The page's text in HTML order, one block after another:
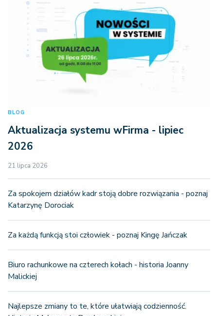
Inne
shop_transactions - Transakcje
sklepu internetowego
Kadry
staff_contract_regulars - Umowy
fixed_assets - Środki trwałe
BLOG
Aktualizacja systemu wFirma - lipiec
2026
21 lipca 2026
Za spokojem działów kadr stoją dobre rozwiązania - poznaj
Katarzynę Dorociak
Za każdą funkcją stoi człowiek - poznaj Kingę Jańczak
Biuro rachunkowe na czterech kołach - historia Joanny
Malickiej
Najlepsze zmiany to te, które ułatwiają codzienność.